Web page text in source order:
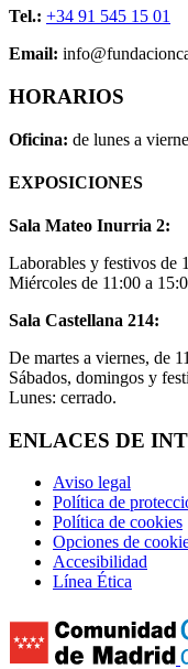
Tel.: +34 91 545 15 01
Email:
HORARIOS
Oficina: de lunes a
EXPOSICIONES
Sala Mateo Inurria 2:
Laborables y festivos de
Miércoles de 11:00 a
Sala Castellana 214:
De martes a viernes, de
Sábados, domingos y
Lunes: cerrado.
ENLACES DE
Aviso legal
Política de
Política de cookies
Opciones de
Accesibilidad
Línea Ética